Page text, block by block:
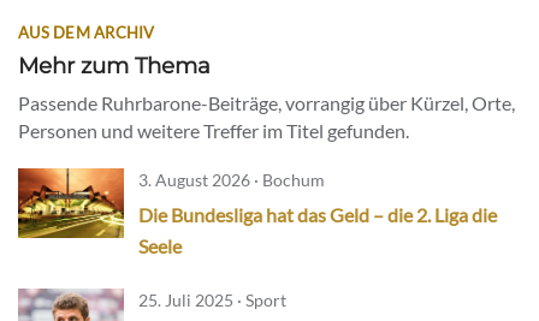
AUS DEM ARCHIV
Mehr zum Thema
Passende Ruhrbarone-Beiträge, vorrangig über Kürzel, Orte,
Personen und weitere Treffer im Titel gefunden.
3. August 2026 · Bochum
Die Bundesliga hat das Geld – die 2. Liga die
Seele
25. Juli 2025 · Sport